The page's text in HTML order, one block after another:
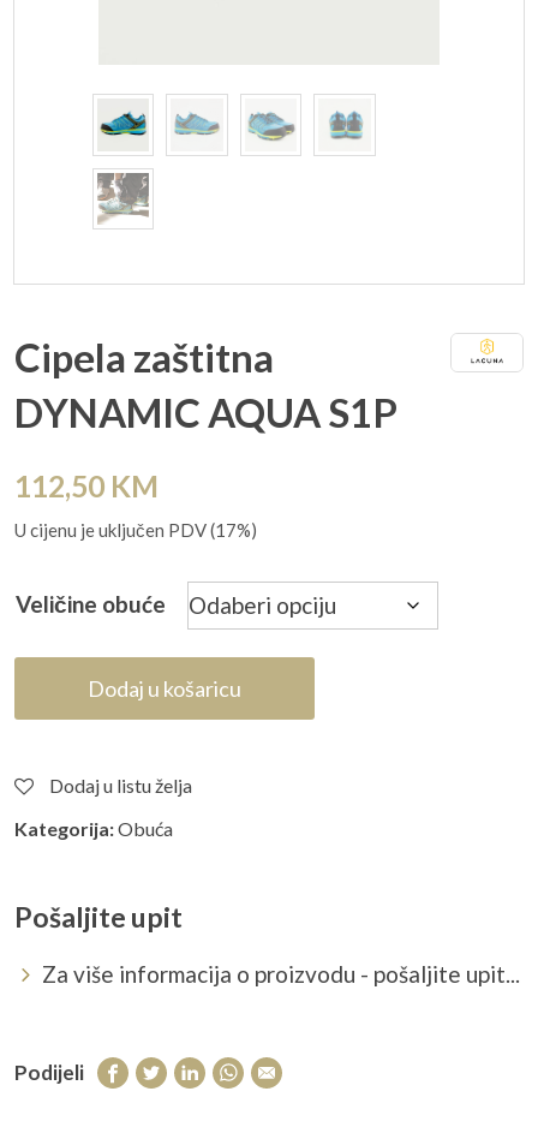
Cipela zaštitna
DYNAMIC AQUA S1P
112,50 KM
U cijenu je uključen PDV (17%)
Veličine obuće
Dodaj u košaricu
Dodaj u listu želja
Kategorija:Obuća
Pošaljite upit
Za više informacija o proizvodu - pošaljite upit...
Podijeli